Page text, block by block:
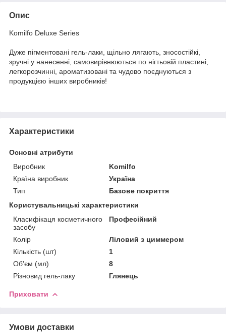
Опис
Komilfo Deluxe Series
Дуже пігментовані гель-лаки, щільно лягають, зносостійкі,
зручні у нанесенні, самовирівнюються по нігтьовій пластині,
легкорозчинні, ароматизовані та чудово поєднуються з
продукцією інших виробників!
Характеристики
Основні атрибути
Виробник
Komilfo
Країна виробник
Україна
Тип
Базове покриття
Користувальницькі характеристики
Класифікаця косметичного
засобу
Професійний
Колір
Ліловий з циммером
Кількість (шт)
1
Об'єм (мл)
8
Різновид гель-лаку
Глянець
Приховати
Умови доставки